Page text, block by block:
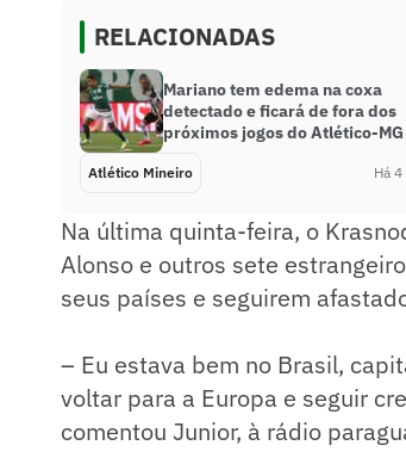
RELACIONADAS
Mariano tem edema na coxa
detectado e ficará de fora dos
próximos jogos do Atlético-MG
Atlético Mineiro Há
Na última quinta-feira, o
Alonso e outros sete
seus países e seguirem
– Eu estava bem no Brasil,
voltar para a Europa e seguir
comentou Junior, à rádio